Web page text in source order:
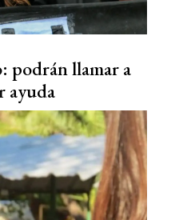
podrán llamar a
ayuda